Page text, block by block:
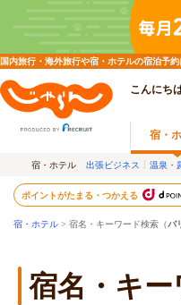
国内旅行・海外旅行や宿・ホテルの宿泊予
こんにち
宿・
宿・ホテル 出張ビジネス 温泉・
ポイントがたまる・つかえる
宿・ホテル > 宿名・キーワード検索（バ
宿名・キ